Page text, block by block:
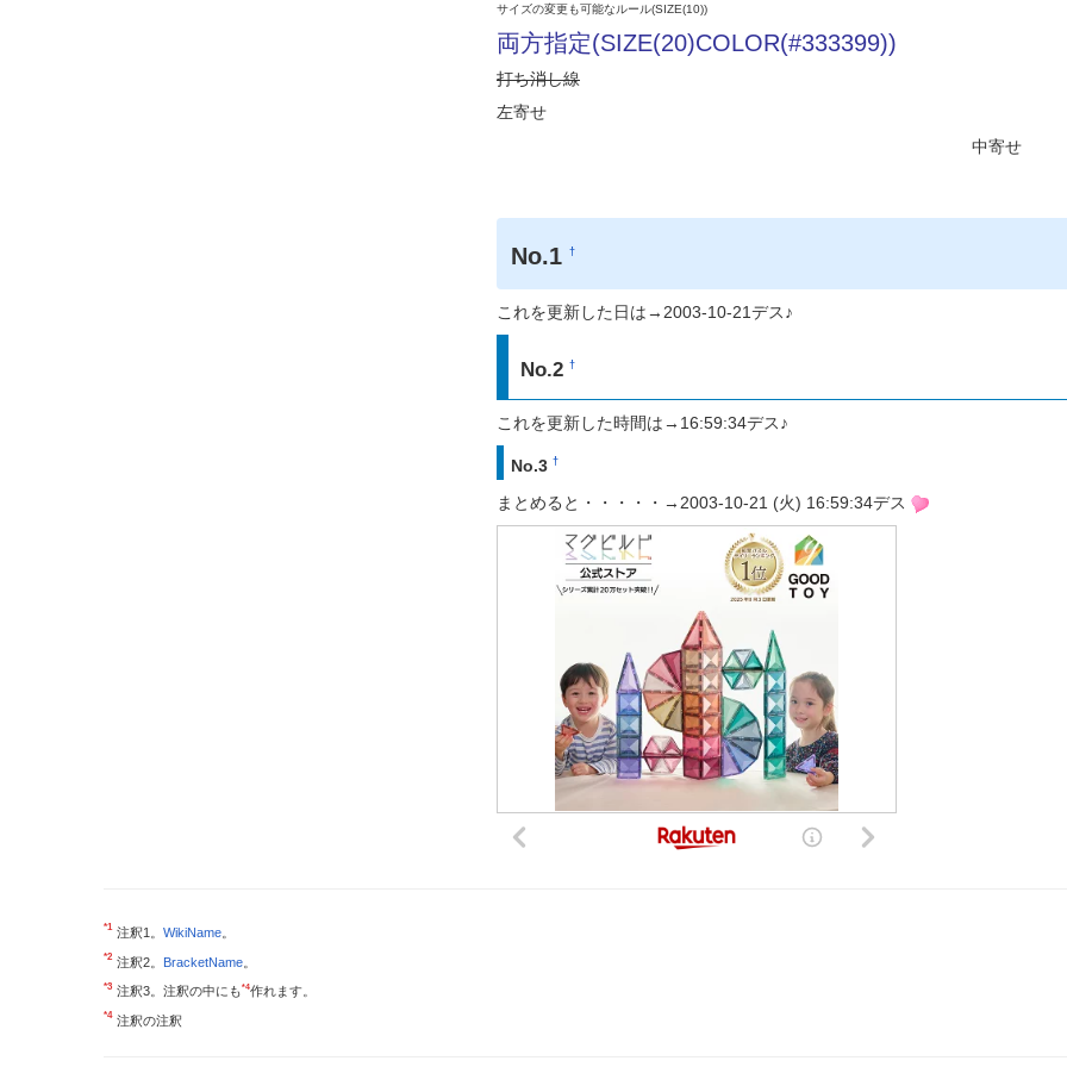
サイズの変更も可能なルール(SIZE(10))
両方指定(SIZE(20)COLOR(#333399))
打ち消し線
左寄せ
中寄せ
No.1†
これを更新した日は→2003-10-21デス♪
No.2†
これを更新した時間は→16:59:34デス♪
No.3 †
まとめると・・・・・→2003-10-21 (火) 16:59:34デス
*1 注釈1。 WikiName
*2 注釈2。 BracketName
*3 注釈3。注釈の中にも*4作れます。
*4 注釈の注釈